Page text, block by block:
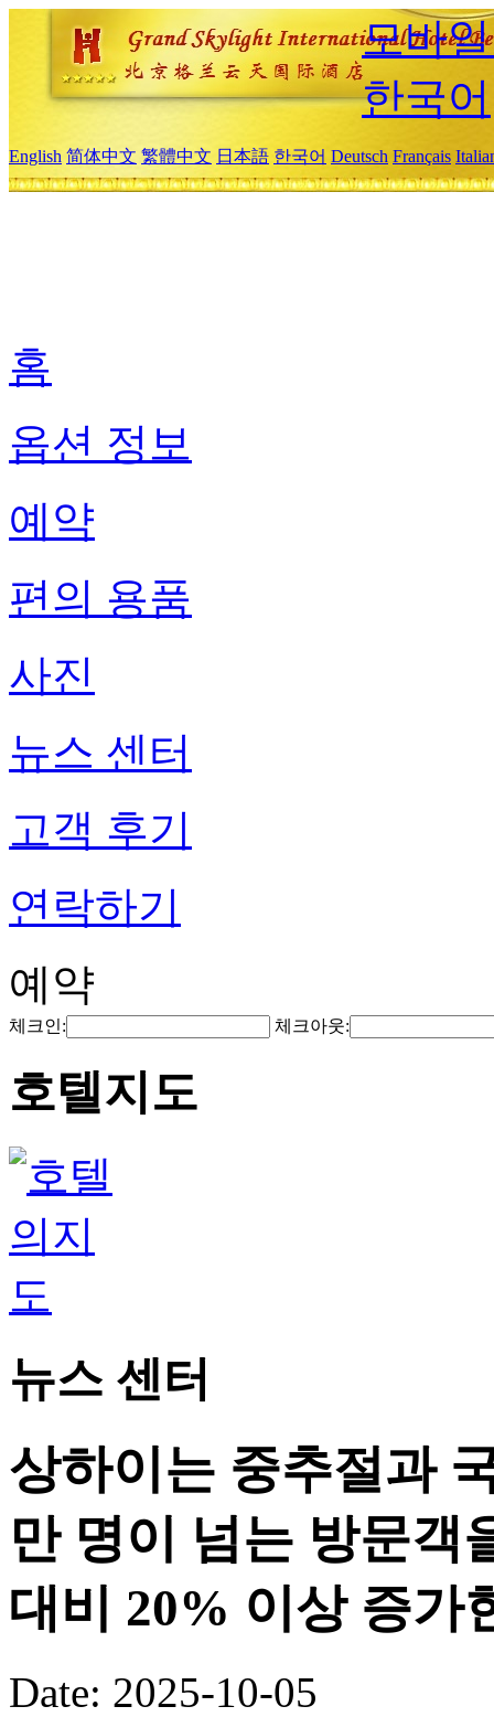
모바
한국어
English 简体中文 繁體中文 日本語 한국어 Deutsch Français
홈
옵션 정보
예약
편의 용품
사진
뉴스 센터
고객 후기
연락하기
예약
체크인: 체크아웃:
호텔지도
뉴스 센터
상하이는 중추절과
만 명이 넘는 방문객
대비 20% 이상 증가
Date: 2025-10-05